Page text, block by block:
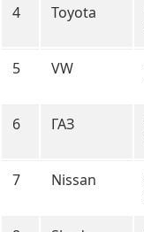
4 Toyota
5 VW
6 ГАЗ
7 Nissan